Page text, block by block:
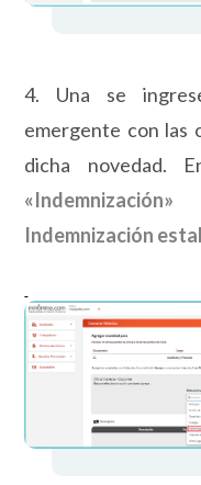
4. Una se
emergente con las
dicha novedad.
«Indemnización»
Indemnización